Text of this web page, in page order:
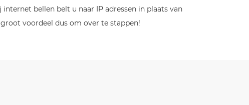
bellen belt u naar IP adressen in plaats van
voordeel dus om over te stappen!